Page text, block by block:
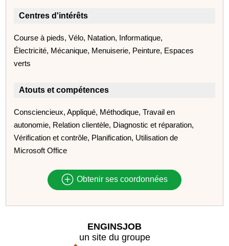
Centres d'intérêts
Course à pieds, Vélo, Natation, Informatique,
Électricité, Mécanique, Menuiserie, Peinture, Espaces
verts
Atouts et compétences
Consciencieux, Appliqué, Méthodique, Travail en
autonomie, Relation clientèle, Diagnostic et réparation,
Vérification et contrôle, Planification, Utilisation de
Microsoft Office
Obtenir ses coordonnées
ENGINSJOB
un site du groupe